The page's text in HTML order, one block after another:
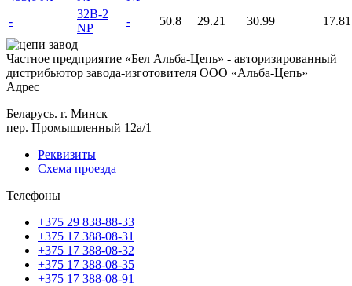
-
32B-2
NP
- 50.8 29.21 30.99 17.81
Частное предприятие «Бел Альба-Цепь» - авторизированный
дистрибьютор завода-изготовителя ООО «Альба-Цепь»
Адрес
Беларусь. г. Минск
пер. Промышленный 12а/1
Реквизиты
Схема проезда
Телефоны
+375 29 838-88-33
+375 17 388-08-31
+375 17 388-08-32
+375 17 388-08-35
+375 17 388-08-91